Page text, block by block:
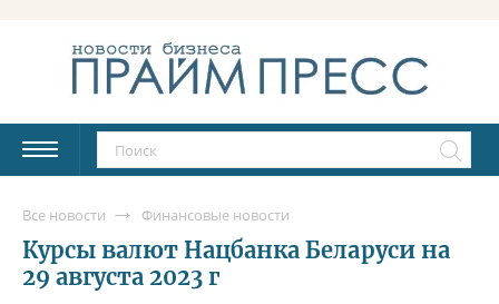
Все новости Финансовые новости
Курсы валют Нацбанка Беларуси на
29 августа 2023 г